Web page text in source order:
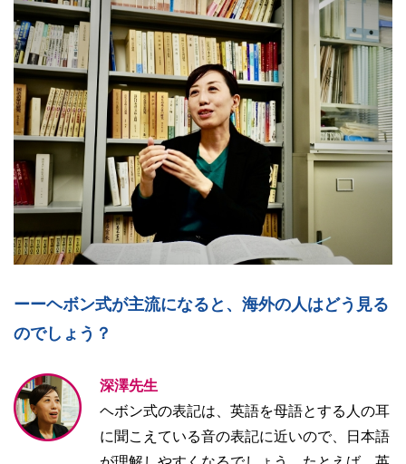
ーーヘボン式が主流になると、海外の人はどう見る
のでしょう？
深澤先生
ヘボン式の表記は、英語を母語とする人の耳
に聞こえている音の表記に近いので、日本語